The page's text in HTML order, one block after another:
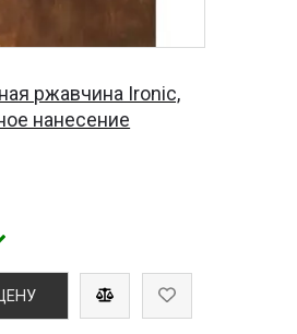
ржавчина Ironic,
нанесение